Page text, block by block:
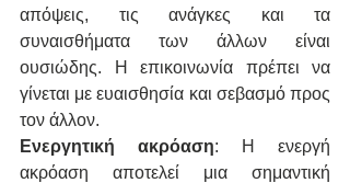
απόψεις, τις ανάγκες και τα
συναισθήματα των άλλων είναι
ουσιώδης. Η επικοινωνία πρέπει να
γίνεται με ευαισθησία και σεβασμό προς
τον άλλον.
Ενεργητική ακρόαση: Η ενεργή
ακρόαση αποτελεί μια σημαντική